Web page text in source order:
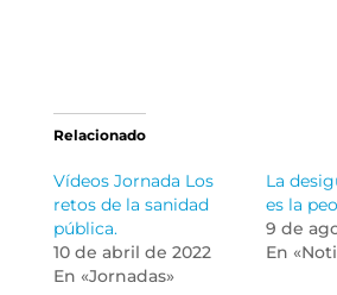
Relacionado
Vídeos Jornada Los
retos de la sanidad
pública.
10 de abril de 2022
En «Jornadas»
La
es la
9 de
En